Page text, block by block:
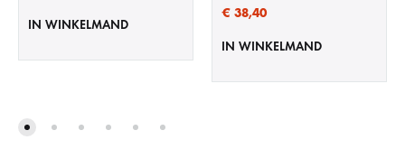
IN WINKELMAND
€ 38,40
IN WINKELMAND